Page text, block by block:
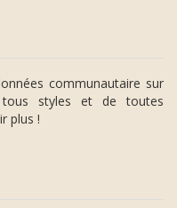
communautaire sur
styles et de toutes
plus !